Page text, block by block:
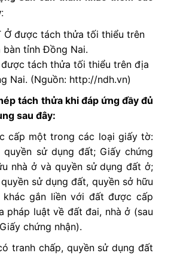
tách thửa tối thiểu trên địa
Nai. (Nguồn: http://ndh.vn)
tách thửa khi đáp ứng đầy đủ
sau đây:
cấp một trong các loại giấy tờ:
quyền sử dụng đất; Giấy chứng
nhà ở và quyền sử dụng đất ở;
sử dụng đất, quyền sở hữu
gắn liền với đất được cấp
pháp luật về đất đai, nhà ở (sau
chứng nhận).
tranh chấp, quyền sử dụng đất